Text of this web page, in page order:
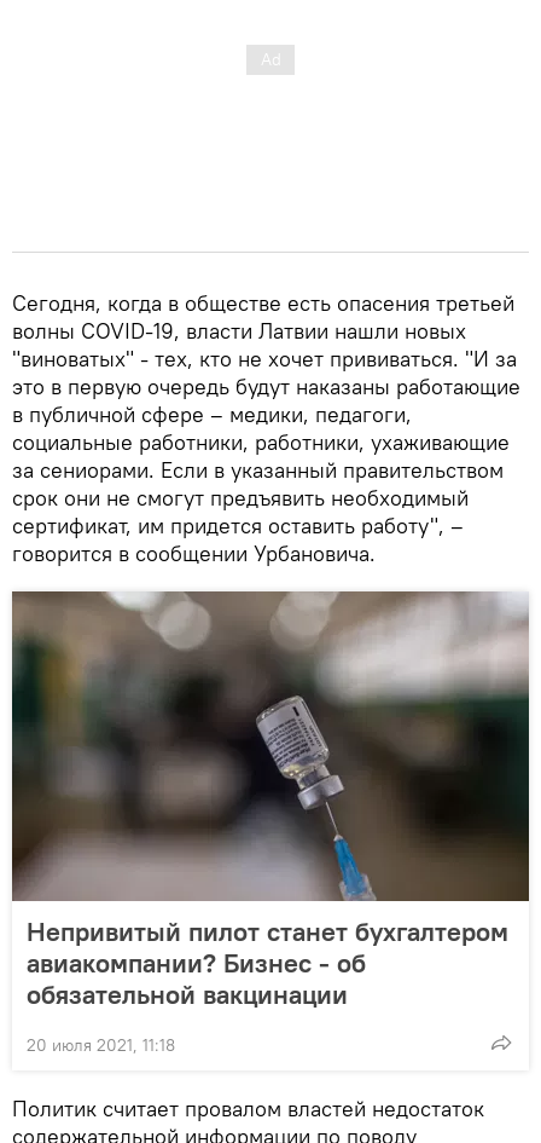
Сегодня, когда в обществе есть опасения третьей
волны COVID-19, власти Латвии нашли новых
"виноватых" - тех, кто не хочет прививаться. "И за
это в первую очередь будут наказаны работающие
в публичной сфере – медики, педагоги,
социальные работники, работники, ухаживающие
за сениорами. Если в указанный правительством
срок они не смогут предъявить необходимый
сертификат, им придется оставить работу", –
говорится в сообщении Урбановича.
Непривитый пилот станет бухгалтером
авиакомпании? Бизнес - об
обязательной вакцинации
20 июля 2021, 11:18
Политик считает провалом властей недостаток
содержательной информации по поводу